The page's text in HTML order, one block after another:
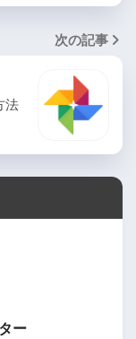
次の記事
法
ー